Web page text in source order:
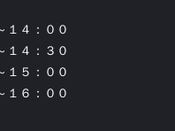
４：００
１４：３０
５：００
００～１６：００